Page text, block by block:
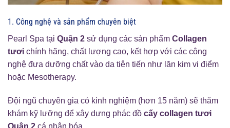
1. Công nghệ và sản phẩm chuyên biệt
Pearl Spa tại Quận 2 sử dụng các sản phẩm Collagen
tươi chính hãng, chất lượng cao, kết hợp với các công
nghệ đưa dưỡng chất vào da tiên tiến như lăn kim vi điểm
hoặc Mesotherapy.
Đội ngũ chuyên gia có kinh nghiệm (hơn 15 năm) sẽ thăm
khám kỹ lưỡng để xây dựng phác đồ cấy collagen tươi
Quận 2 cá nhân hóa.